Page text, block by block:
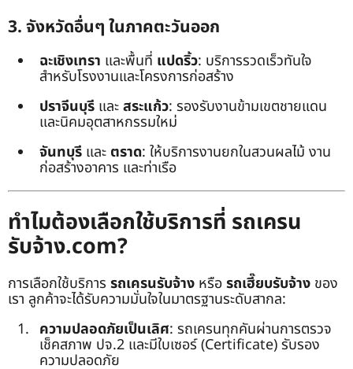
3. จังหวัดอื่นๆ ในภาคตะวันออก
ฉะเชิงเทรา และพื้นที่ แปดริ้ว: บริการรวดเร็วทันใจ
สำหรับโรงงานและโครงการก่อสร้าง
ปราจีนบุรี และสระแก้ว: รองรับงานข้ามเขตชายแดน
และนิคมอุตสาหกรรมใหม่
จันทบุรี และ ตราด: ให้บริการงานยกในสวนผลไม้ งาน
ก่อสร้างอาคาร และท่าเรือ
ทำไมต้องเลือกใช้บริการที่ รถเครน
รับจ้าง.com?
การเลือกใช้บริการ รถเครนรับจ้าง หรือรถเฮี๊ยบรับจ้าง ของ
เรา ลูกค้าจะได้รับความมั่นใจในมาตรฐานระดับสากล:
ความปลอดภัยเป็นเลิศ: รถเครนทุกคันผ่านการตรวจ
เช็คสภาพ ปจ.2 และมีใบเซอร์ (Certificate) รับรอง
ความปลอดภัย